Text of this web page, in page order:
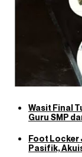
Wasit Final
Guru SMP
Foot Locker
Pasifik,